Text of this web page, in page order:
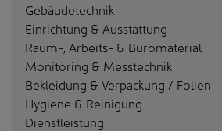
Gebäudetechnik
Einrichtung & Ausstattung
Raum-, Arbeits- & Büromaterial
Monitoring & Messtechnik
Bekleidung & Verpackung / Folien
Hygiene & Reinigung
Dienstleistung